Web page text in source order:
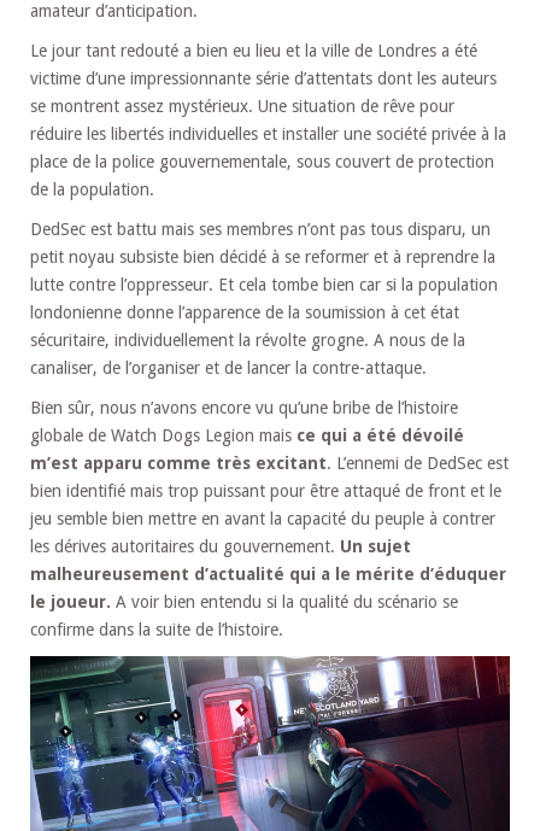
amateur d’anticipation.
Le jour tant redouté a bien eu lieu et la ville de Londres a été
victime d’une impressionnante série d’attentats dont les auteurs
se montrent assez mystérieux. Une situation de rêve pour
réduire les libertés individuelles et installer une société privée à la
place de la police gouvernementale, sous couvert de protection
de la population.
DedSec est battu mais ses membres n’ont pas tous disparu, un
petit noyau subsiste bien décidé à se reformer et à reprendre la
lutte contre l’oppresseur. Et cela tombe bien car si la population
londonienne donne l’apparence de la soumission à cet état
sécuritaire, individuellement la révolte grogne. A nous de la
canaliser, de l’organiser et de lancer la contre-attaque.
Bien sûr, nous n’avons encore vu qu’une bribe de l’histoire
globale de Watch Dogs Legion mais ce qui a été dévoilé
m’est apparu comme très excitant. L’ennemi de DedSec est
bien identifié mais trop puissant pour être attaqué de front et le
jeu semble bien mettre en avant la capacité du peuple à contrer
les dérives autoritaires du gouvernement. Un sujet
malheureusement d’actualité qui a le mérite d’éduquer
le joueur. A voir bien entendu si la qualité du scénario se
confirme dans la suite de l’histoire.